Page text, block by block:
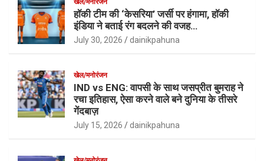
खेल/मनोरंजन
हॉकी टीम की ‘केसरिया’ जर्सी पर हंगामा, हॉकी
इंडिया ने बताई रंग बदलने की वजह…
July 30, 2026 dainikpahuna
खेल/मनोरंजन
IND vs ENG: वापसी के साथ जसप्रीत बुमराह ने
रचा इतिहास, ऐसा करने वाले बने दुनिया के तीसरे
गेंदबाज़
July 15, 2026 dainikpahuna